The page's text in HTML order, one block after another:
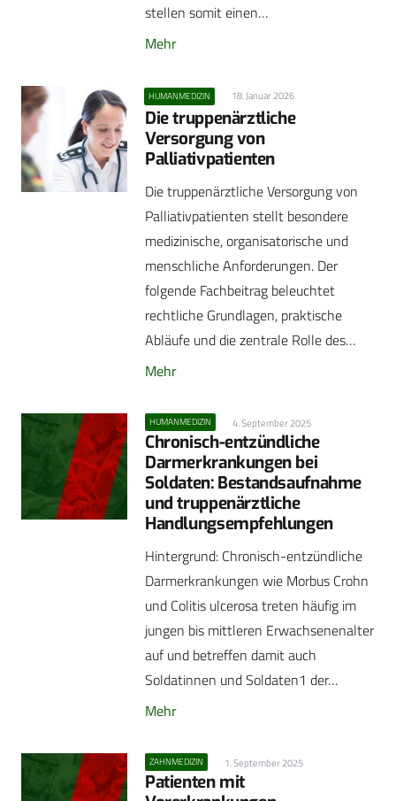
stellen somit einen…
Mehr
HUMANMEDIZIN 18. Januar 2026
Die truppenärztliche
Versorgung von
Palliativpatienten
Die truppenärztliche Versorgung von
Palliativpatienten stellt besondere
medizinische, organisatorische und
menschliche Anforderungen. Der
folgende Fachbeitrag beleuchtet
rechtliche Grundlagen, praktische
Abläufe und die zentrale Rolle des…
Mehr
HUMANMEDIZIN 4. September 2025
Chronisch-entzündliche
Darmerkrankungen bei
Soldaten: Bestandsaufnahme
und truppenärztliche
Handlungsempfehlungen
Hintergrund: Chronisch-entzündliche
Darmerkrankungen wie Morbus Crohn
und Colitis ulcerosa treten häufig im
jungen bis mittleren Erwachsenenalter
auf und betreffen damit auch
Soldatinnen und Soldaten1 der…
Mehr
ZAHNMEDIZIN 1. September 2025
Patienten mit